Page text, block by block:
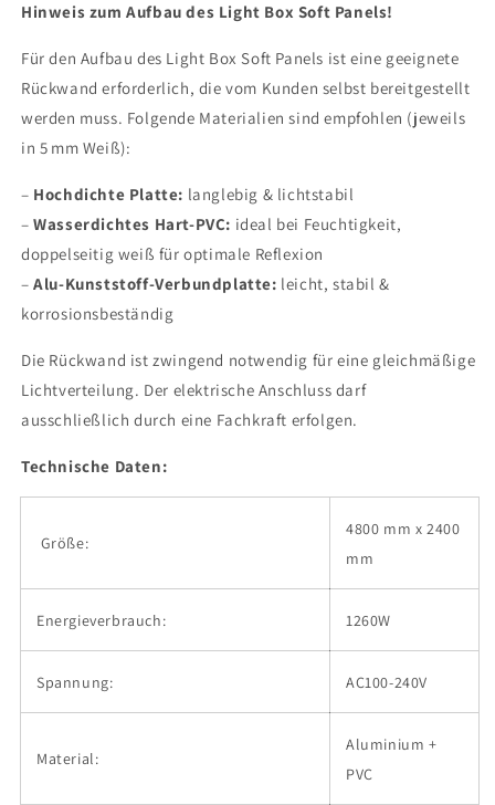
Hinweis zum Aufbau des Light Box Soft Panels!
Für den Aufbau des Light Box Soft Panels ist eine geeignete
Rückwand erforderlich, die vom Kunden selbst bereitgestellt
werden muss. Folgende Materialien sind empfohlen (jeweils
in 5 mm Weiß):
– Hochdichte Platte: langlebig & lichtstabil
–Wasserdichtes Hart-PVC: ideal bei Feuchtigkeit,
doppelseitig weiß für optimale Reflexion
–Alu-Kunststoff-Verbundplatte: leicht, stabil &
korrosionsbeständig
Die Rückwand ist zwingend notwendig für eine gleichmäßige
Lichtverteilung. Der elektrische Anschluss darf
ausschließlich durch eine Fachkraft erfolgen.
Technische Daten:
Größe:
4800 mm x 2400
mm
Energieverbrauch: 1260W
Spannung: AC100-240V
Material:
Aluminium +
PVC